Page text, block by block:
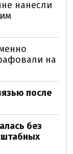
нанесли
на
после
без